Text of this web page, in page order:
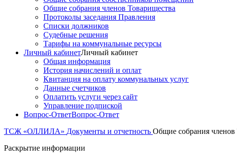
Общие собрания членов Товарищества
Протоколы заседания Правления
Списки должников
Судебные решения
Тарифы на коммунальные ресурсы
Личный кабинетЛичный кабинет
Общая информация
История начислений и оплат
Квитанция на оплату коммунальных услуг
Данные счетчиков
Оплатить услуги через сайт
Управление подпиской
Вопрос-ОтветВопрос-Ответ
ТСЖ «ОЛЛИЛА» Документы и отчетность Общие собрания членов
Раскрытие информации